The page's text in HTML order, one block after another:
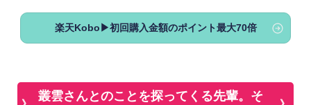
楽天Kobo▶初回購入金額のポイント最大70倍
叢雲さんとのことを探ってくる先輩。そ